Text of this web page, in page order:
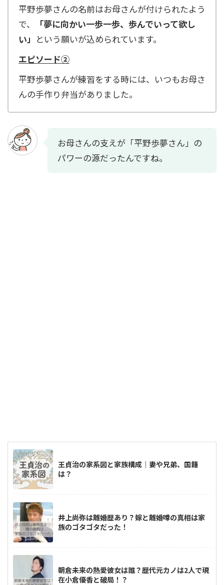
平野歩夢さんの名前はお母さんが付けられたよう
で、
「夢に向かい一歩一歩、歩んでいって欲し
い」 という願いが込められています。
エピソード②
平野歩夢さんが練習をする時には、いつもお母さ
んの手作り弁当がありました。
お母さんの支えが「平野歩夢さん」の
パワーの源だったんですね。
王貞治の家系図と家族構成｜妻や兄弟、国籍
は？
井上尚弥は離婚歴あり？嫁と離婚噂の真相は家
族のゴタゴタだった！
朝倉未来の熱愛彼女は誰？歴代元カノは2人で現
在小倉優香と破局！？